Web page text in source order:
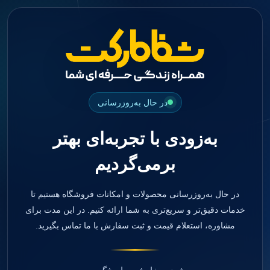
در حال به‌روزرسانی
به‌زودی با تجربه‌ای بهتر
برمی‌گردیم
در حال به‌روزرسانی محصولات و امکانات فروشگاه هستیم تا
خدمات دقیق‌تر و سریع‌تری به شما ارائه کنیم. در این مدت برای
مشاوره، استعلام قیمت و ثبت سفارش با ما تماس بگیرید.
جستجو
Impression Coping
صفحه اصلی
دندانپزشکی
مواد ترمیمی
کامپوزیت
کامپوزیت فلو
اسید اچ
باندینگ
بلیچینگ